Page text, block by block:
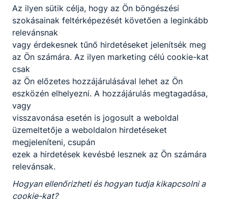
Az ilyen sütik célja, hogy az Ön böngészési
szokásainak feltérképezését követően a leginkább
relevánsnak
vagy érdekesnek tűnő hirdetéseket jelenítsék meg
az Ön számára. Az ilyen marketing célú cookie-kat
csak
az Ön előzetes hozzájárulásával lehet az Ön
eszközén elhelyezni. A hozzájárulás megtagadása,
vagy
visszavonása esetén is jogosult a weboldal
üzemeltetője a weboldalon hirdetéseket
megjeleníteni, csupán
ezek a hirdetések kevésbé lesznek az Ön számára
relevánsak.
Hogyan ellenőrizheti és hogyan tudja kikapcsolni a
cookie-kat?